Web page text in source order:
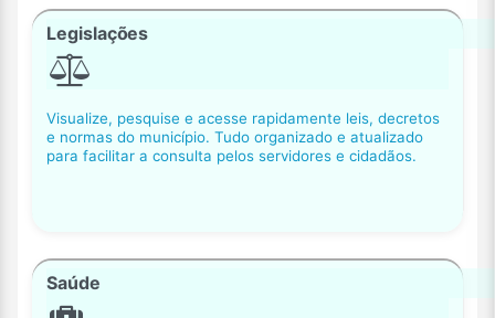
Legislações
Visualize, pesquise e acesse rapidamente leis, decretos
e normas do município. Tudo organizado e atualizado
para facilitar a consulta pelos servidores e cidadãos.
Saúde